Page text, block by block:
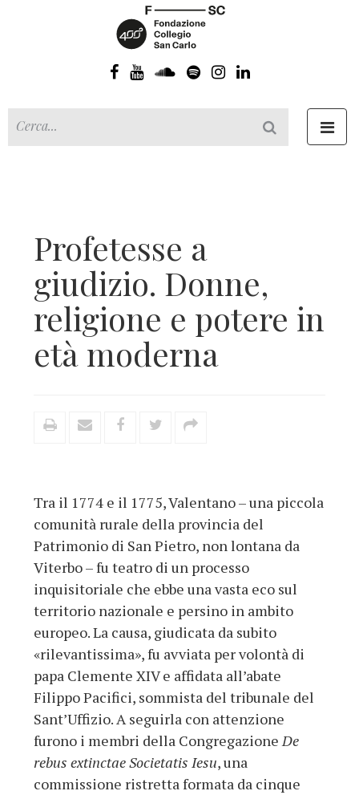
Profetesse a
giudizio. Donne,
religione e potere in
età moderna
Tra il 1774 e il 1775, Valentano – una piccola
comunità rurale della provincia del
Patrimonio di San Pietro, non lontana da
Viterbo – fu teatro di un processo
inquisitoriale che ebbe una vasta eco sul
territorio nazionale e persino in ambito
europeo. La causa, giudicata da subito
«rilevantissima», fu avviata per volontà di
papa Clemente XIV e affidata all’abate
Filippo Pacifici, sommista del tribunale del
Sant’Uffizio. A seguirla con attenzione
furono i membri della CongregazioneDe
rebus extinctae Societatis Iesu, una
commissione ristretta formata da cinque